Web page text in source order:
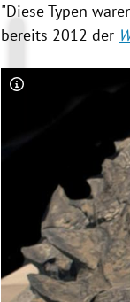
"Diese Typen
bereits 2012 der
Copyright-